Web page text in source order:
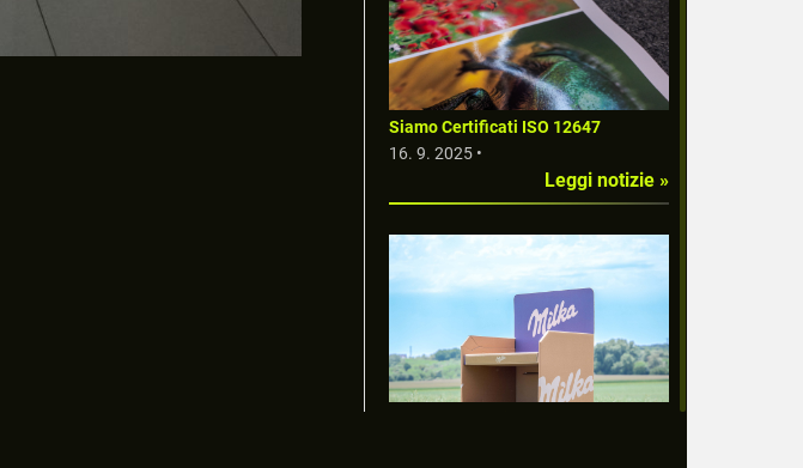
Siamo Certificati ISO 12647
16. 9. 2025 •
Leggi notizie »